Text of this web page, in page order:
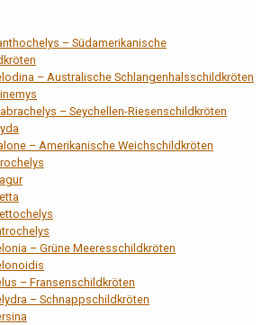
– Südamerikanische
– Australische Schlangenhalsschildkröten
– Seychellen-Riesenschildkröten
– Amerikanische Weichschildkröten
– Grüne Meeresschildkröten
– Fransenschildkröten
– Schnappschildkröten